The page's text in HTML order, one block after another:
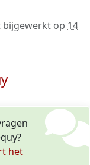
bijgewerkt op 14
het